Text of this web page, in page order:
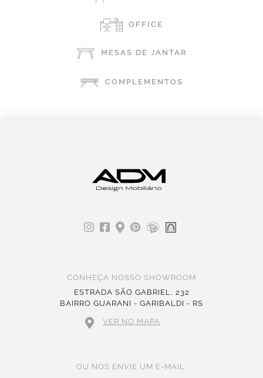
OFFICE
MESAS DE JANTAR
COMPLEMENTOS
CONHEÇA NOSSO SHOWROOM
ESTRADA SÃO GABRIEL, 232
BAIRRO GUARANI - GARIBALDI - RS
VER NO MAPA
OU NOS ENVIE UM E-MAIL: